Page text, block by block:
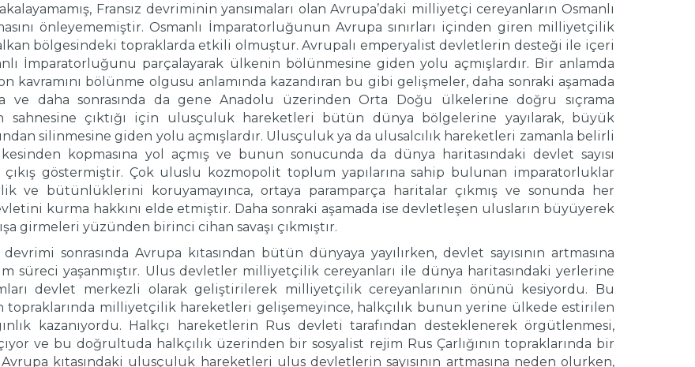
Fransız devriminin yansımaları olan Avrupa’daki milliyetçi cereyanların Osmanlı
önleyememiştir. Osmanlı İmparatorluğunun Avrupa sınırları içinden giren milliyetçilik
bölgesindeki topraklarda etkili olmuştur. Avrupalı emperyalist devletlerin desteği ile içeri
İmparatorluğunu parçalayarak ülkenin bölünmesine giden yolu açmışlardır. Bir anlamda
kavramını bölünme olgusu anlamında kazandıran bu gibi gelişmeler, daha sonraki aşamada
ve daha sonrasında da gene Anadolu üzerinden Orta Doğu ülkelerine doğru sıçrama
çıktığı için ulusçuluk hareketleri bütün dünya bölgelerine yayılarak, büyük
silinmesine giden yolu açmışlardır. Ulusçuluk ya da ulusalcılık hareketleri zamanla belirli
kopmasına yol açmış ve bunun sonucunda da dünya haritasındaki devlet sayısı
göstermiştir. Çok uluslu kozmopolit toplum yapılarına sahip bulunan imparatorluklar
ve bütünlüklerini koruyamayınca, ortaya paramparça haritalar çıkmış ve sonunda her
kurma hakkını elde etmiştir. Daha sonraki aşamada ise devletleşen ulusların büyüyerek
girmeleri yüzünden birinci cihan savaşı çıkmıştır.
sonrasında Avrupa kıtasından bütün dünyaya yayılırken, devlet sayısının artmasına
süreci yaşanmıştır. Ulus devletler milliyetçilik cereyanları ile dünya haritasındaki yerlerine
devlet merkezli olarak geliştirilerek milliyetçilik cereyanlarının önünü kesiyordu. Bu
topraklarında milliyetçilik hareketleri gelişemeyince, halkçılık bunun yerine ülkede estirilen
kazanıyordu. Halkçı hareketlerin Rus devleti tarafından desteklenerek örgütlenmesi,
ve bu doğrultuda halkçılık üzerinden bir sosyalist rejim Rus Çarlığının topraklarında bir
kıtasındaki ulusçuluk hareketleri ulus devletlerin sayısının artmasına neden olurken,